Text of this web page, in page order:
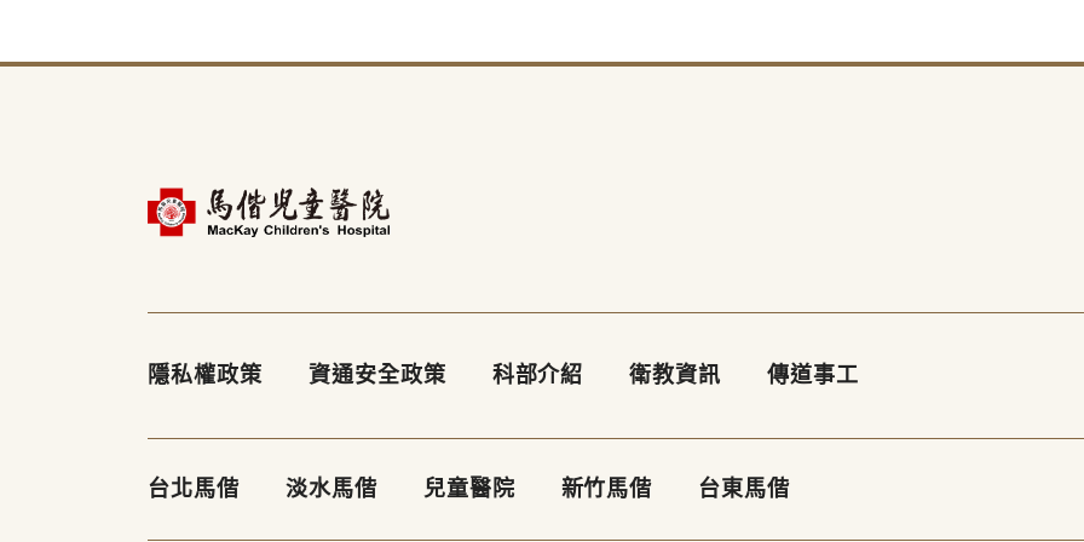
隱私權政策 資通安全政策 科部介紹 衛教資訊 傳道事工
台北馬偕 淡水馬偕 兒童醫院 新竹馬偕 台東馬偕